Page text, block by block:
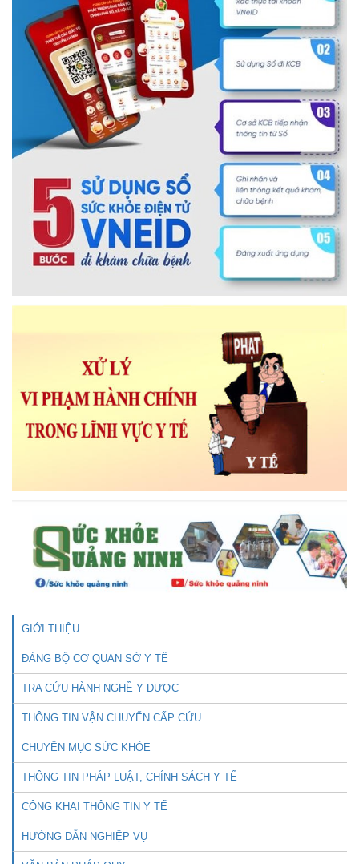
GIỚI THIỆU
ĐẢNG BỘ CƠ QUAN SỞ Y TẾ
TRA CỨU HÀNH NGHỀ Y DƯỢC
THÔNG TIN VẬN CHUYỂN CẤP CỨU
CHUYÊN MỤC SỨC KHỎE
THÔNG TIN PHÁP LUẬT, CHÍNH SÁCH Y TẾ
CÔNG KHAI THÔNG TIN Y TẾ
HƯỚNG DẪN NGHIỆP VỤ